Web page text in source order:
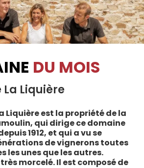
DU MOIS
Liquière
Liquière est la propriété de la
qui dirige ce domaine
1912, et qui a vu se
de vignerons toutes
les unes que les autres.
morcelé. Il est composé de